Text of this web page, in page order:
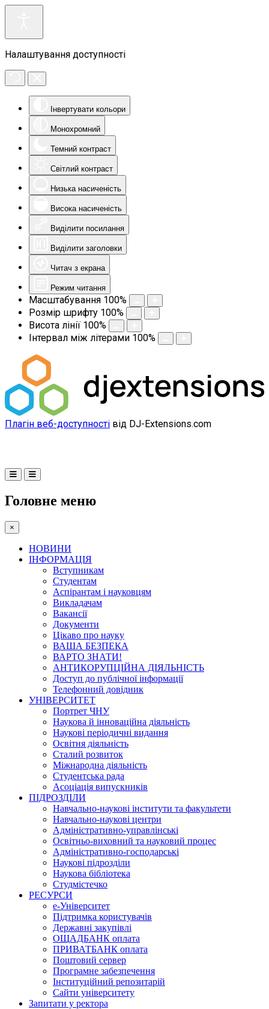
Налаштування доступності
Інвертувати кольори
Монохромний
Темний контраст
Світлий контраст
Низька насиченість
Висока насиченість
Виділити посилання
Виділити заголовки
Читач з екрана
Режим читання
Масштабування 100%
Розмір шрифту 100%
Висота лінії 100%
Інтервал між літерами 100%
Плагін веб-доступності від DJ-Extensions.com
Головне меню
×
НОВИНИ
ІНФОРМАЦІЯ
Вступникам
Студентам
Аспірантам і науковцям
Викладачам
Вакансії
Документи
Цікаво про науку
ВАША БЕЗПЕКА
ВАРТО ЗНАТИ!
АНТИКОРУПЦІЙНА ДІЯЛЬНІСТЬ
Доступ до публічної інформації
Телефонний довідник
УНІВЕРСИТЕТ
Портрет ЧНУ
Наукова й інноваційна діяльність
Наукові періодичні видання
Освітня діяльність
Сталий розвиток
Міжнародна діяльність
Студентська рада
Асоціація випускників
ПІДРОЗДІЛИ
Навчально-наукові інститути та факультети
Навчально-наукові центри
Адміністративно-управлінські
Освітньо-виховний та науковий процес
Адміністративно-господарські
Наукові підрозділи
Наукова бібліотека
Студмістечко
РЕСУРСИ
е-Університет
Підтримка користувачів
Державні закупівлі
ОЩАДБАНК оплата
ПРИВАТБАНК оплата
Поштовий сервер
Програмне забезпечення
Інституційний репозитарій
Сайти університету
Запитати у ректора